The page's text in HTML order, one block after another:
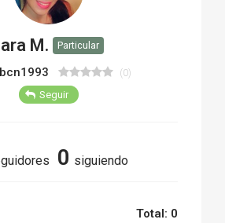
M. Particular
(0)
Seguir
0 siguiendo
Total: 0